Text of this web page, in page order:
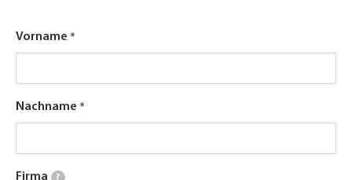
Vorname
Nachname
Firma ?